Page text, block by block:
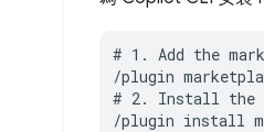
# 1. Add the
/plugin
# 2. Install the
/plugin install